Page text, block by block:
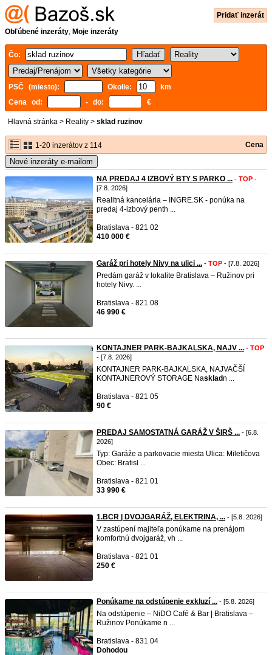
Pridať inzerát
Obľúbené inzeráty, Moje inzeráty
Čo:
PSČ (miesto): Okolie:
km
Cena od:
- do: €
Hlavná stránka > Reality > sklad ruzinov
1-20 inzerátov z 114 Cena
Nové inzeráty e-mailom
NA PREDAJ 4 IZBOVÝ BTY S PARKO ... - TOP -
[7.8. 2026]
Realitná kancelária – INGRE.SK - ponúka na
predaj 4-izbový penth ...
Bratislava - 821 02
410 000 €
Garáž pri hotely Nivy na ulici ... - TOP - [7.8. 2026]
Predám garáž v lokalite Bratislava – Ružinov pri
hotely Nivy. ...
Bratislava - 821 08
46 990 €
KONTAJNER PARK-BAJKALSKA, NAJV ... - TOP
- [7.8. 2026]
KONTAJNER PARK-BAJKALSKA, NAJVAČŠÍ
KONTAJNEROVÝ STORAGE Naskladn ...
Bratislava - 821 05
90 €
PREDAJ SAMOSTATNÁ GARÁŽ V ŠIRŠ ... - [6.8.
2026]
Typ: Garáže a parkovacie miesta Ulica: Miletičova
Obec: Bratisl ...
Bratislava - 821 01
33 990 €
1.BCR | DVOJGARÁŽ, ELEKTRINA, ... - [5.8. 2026]
V zastúpení majiteľa ponúkame na prenájom
komfortnú dvojgaráž, vh ...
Bratislava - 821 01
250 €
Ponúkame na odstúpenie exkluzí ... - [5.8. 2026]
Na odstúpenie – NiDO Café & Bar | Bratislava –
Ružinov Ponúkame n ...
Bratislava - 831 04
Dohodou